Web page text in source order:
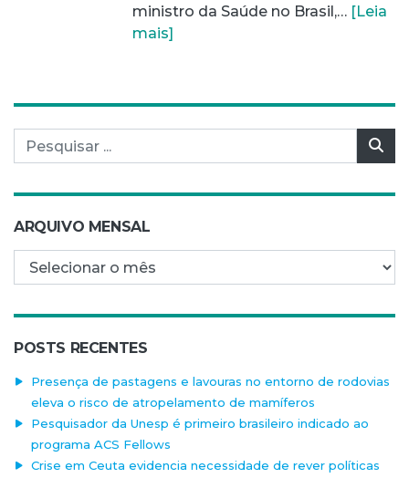
ministro da Saúde no Brasil,… [Leia
mais]
Pesquisar por:
ARQUIVO MENSAL
Arquivo mensal
POSTS RECENTES
Presença de pastagens e lavouras no entorno de rodovias
eleva o risco de atropelamento de mamíferos
Pesquisador da Unesp é primeiro brasileiro indicado ao
programa ACS Fellows
Crise em Ceuta evidencia necessidade de rever políticas